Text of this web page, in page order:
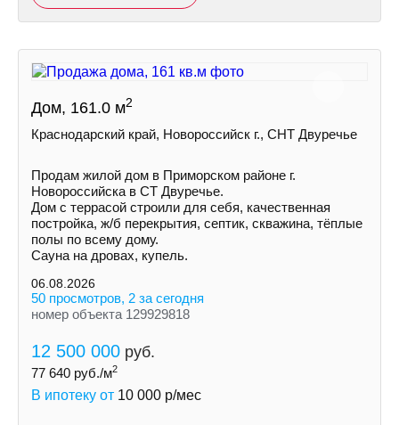
Дом, 161.0 м2
Краснодарский край, Новороссийск г., СНТ Двуречье
Продам жилой дом в Приморском районе г.
Новороссийска в СТ Двуречье.
Дом с террасой строили для себя, качественная
постройка, ж/б перекрытия, септик, скважина, тёплые
полы по всему дому.
Сауна на дровах, купель.
06.08.2026
50 просмотров, 2 за сегодня
номер объекта 129929818
12 500 000 руб.
77 640 руб./м2
В ипотеку от 10 000 р/мес